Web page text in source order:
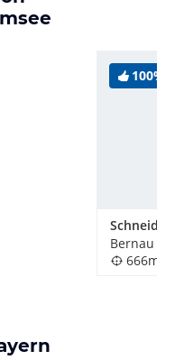
100%
666m